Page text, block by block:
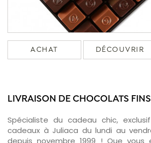
ACHAT DÉCOUVRIR
LIVRAISON DE CHOCOLATS
Spécialiste du cadeau chic,
cadeaux à Juliaca du lundi au
depuis novembre 1999 ! Que vous